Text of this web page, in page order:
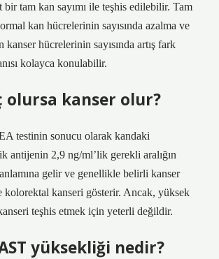
tam kan sayımı ile teşhis edilebilir. Tam
kan hücrelerinin sayısında azalma ve
kanser hücrelerinin sayısında artış fark
kolayca konulabilir.
olursa kanser olur?
testinin sonucu olarak kandaki
antijenin 2,9 ng/ml’lik gerekli aralığın
gelir ve genellikle belirli kanser
kanseri gösterir. Ancak, yüksek
teşhis etmek için yeterli değildir.
yüksekliği nedir?